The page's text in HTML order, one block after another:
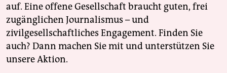
auf. Eine offene Gesellschaft braucht guten, frei
zugänglichen Journalismus – und
zivilgesellschaftliches Engagement. Finden Sie
auch? Dann machen Sie mit und unterstützen Sie
unsere Aktion.